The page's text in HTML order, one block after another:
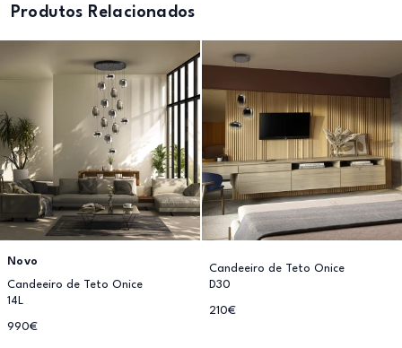
Produtos Relacionados
Novo
Candeeiro de Teto Onice
14L
990€
Candeeiro de Teto Onice
D30
210€